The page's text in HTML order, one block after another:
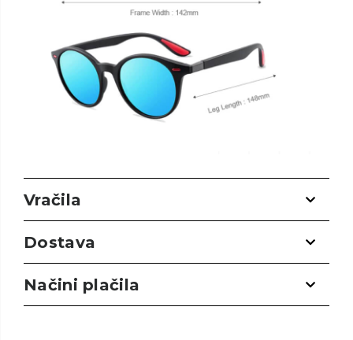
Vračila
Dostava
Načini plačila